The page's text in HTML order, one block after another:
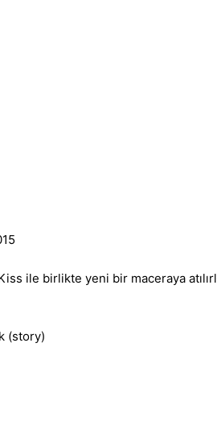
ile birlikte yeni bir maceraya
(story)